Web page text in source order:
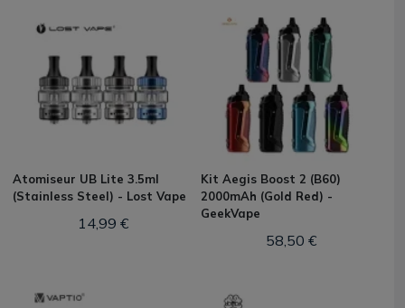
Atomiseur UB Lite 3.5ml
(Stainless Steel) - Lost Vape
14,99 €
Kit Aegis Boost 2 (B60)
2000mAh (Gold Red) -
GeekVape
58,50 €